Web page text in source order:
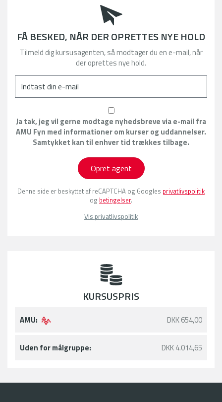
FÅ BESKED, NÅR DER OPRETTES NYE HOLD
Tilmeld dig kursusagenten, så modtager du en e-mail, når
der oprettes nye hold.
Ja tak, jeg vil gerne modtage nyhedsbreve via e-mail fra
AMU Fyn med informationer om kurser og uddannelser.
Samtykket kan til enhver tid trækkes tilbage.
Opret agent
Denne side er beskyttet af reCAPTCHA og Googles privatlivspolitik
og betingelser.
Vis privatlivspolitik
KURSUSPRIS
AMU: DKK 654,00
Uden for målgruppe: DKK 4.014,65